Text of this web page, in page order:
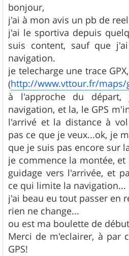
s
s
a
g
e
bonjour,
j'ai à mon avis un pb de
j'ai le sportiva depuis
suis content, sauf que
navigation.
je telecharge une trace
(http://www.vttour.fr/maps/
à l'approche du
navigation, et la, le GPS
l'arrivé et la distance à
pas ce que je veux...ok, je
que je suis pas encore sur
je commence la montée,
guidage vers l'arrivée, et
ce qui limite la navigation...
j'ai beau eu tout passer en
rien ne change...
ou est ma boulette de
Merci de m'eclairer, à par
GPS!